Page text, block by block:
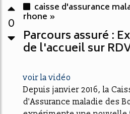
0
caisse d'assurance
rhone »
Parcours assuré :
de l'accueil sur
voir la vidéo
Depuis janvier 2016, la
d'Assurance maladie des